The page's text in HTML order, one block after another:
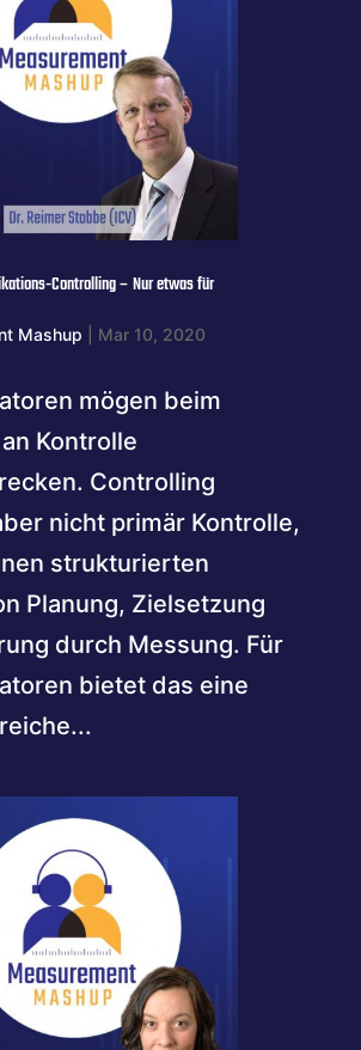
Controlling – Nur etwas für
Mashup Mar 10, 2020
mögen beim
Kontrolle
Controlling
nicht primär Kontrolle,
strukturierten
Planung, Zielsetzung
durch Messung. Für
bietet das eine